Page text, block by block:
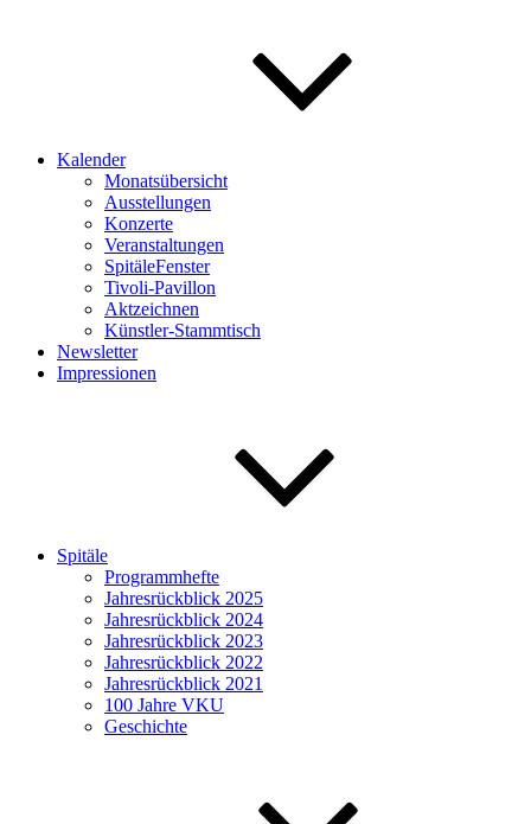
Kalender
Monatsübersicht
Ausstellungen
Konzerte
Veranstaltungen
SpitäleFenster
Tivoli-Pavillon
Aktzeichnen
Künstler-Stammtisch
Newsletter
Impressionen
Spitäle
Programmhefte
Jahresrückblick 2025
Jahresrückblick 2024
Jahresrückblick 2023
Jahresrückblick 2022
Jahresrückblick 2021
100 Jahre VKU
Geschichte